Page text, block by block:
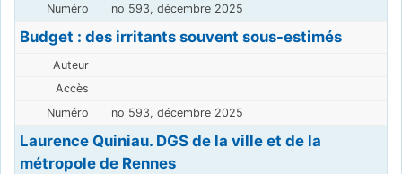
no 593, décembre 2025
Budget : des irritants souvent sous-estimés
no 593, décembre 2025
Laurence Quiniau. DGS de la ville et de la
métropole de Rennes